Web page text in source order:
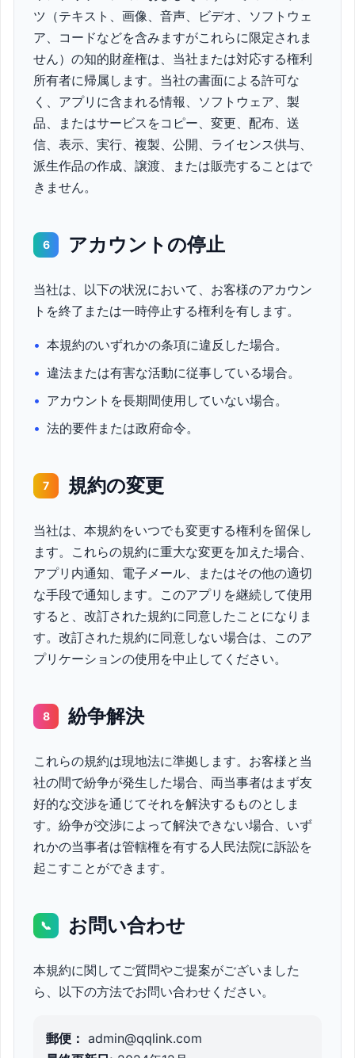
ツ（テキスト、画像、音声、ビデオ、ソフトウェ
ア、コードなどを含みますがこれらに限定されま
せん）の知的財産権は、当社または対応する権利
所有者に帰属します。当社の書面による許可な
く、アプリに含まれる情報、ソフトウェア、製
品、またはサービスをコピー、変更、配布、送
信、表示、実行、複製、公開、ライセンス供与、
派生作品の作成、譲渡、または販売することはで
きません。
6 アカウントの停止
当社は、以下の状況において、お客様のアカウン
トを終了または一時停止する権利を有します。
• 本規約のいずれかの条項に違反した場合。
• 違法または有害な活動に従事している場合。
• アカウントを長期間使用していない場合。
• 法的要件または政府命令。
7 規約の変更
当社は、本規約をいつでも変更する権利を留保し
ます。これらの規約に重大な変更を加えた場合、
アプリ内通知、電子メール、またはその他の適切
な手段で通知します。このアプリを継続して使用
すると、改訂された規約に同意したことになりま
す。改訂された規約に同意しない場合は、このア
プリケーションの使用を中止してください。
8 紛争解決
これらの規約は現地法に準拠します。お客様と当
社の間で紛争が発生した場合、両当事者はまず友
好的な交渉を通じてそれを解決するものとしま
す。紛争が交渉によって解決できない場合、いず
れかの当事者は管轄権を有する人民法院に訴訟を
起こすことができます。
📞 お問い合わせ
本規約に関してご質問やご提案がございました
ら、以下の方法でお問い合わせください。
郵便： admin@qqlink.com